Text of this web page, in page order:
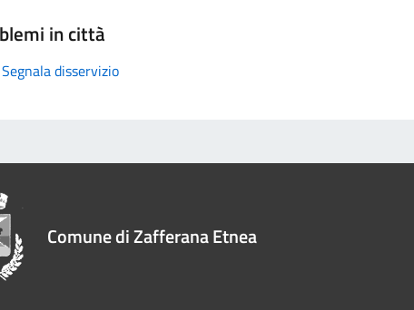
in città
Segnala disservizio
Comune di Zafferana Etnea